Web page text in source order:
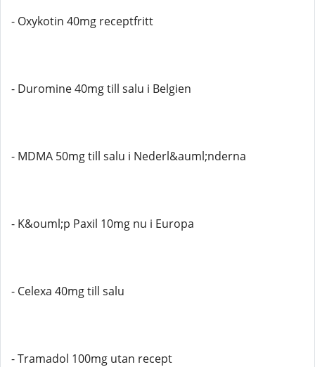
- Oxykotin 40mg receptfritt
- Duromine 40mg till salu i Belgien
- MDMA 50mg till salu i Nederl&auml;nderna
- K&ouml;p Paxil 10mg nu i Europa
- Celexa 40mg till salu
- Tramadol 100mg utan recept